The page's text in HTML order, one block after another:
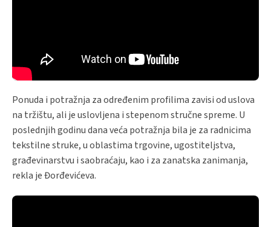
Ponuda i potražnja za određenim profilima zavisi od uslova
na tržištu, ali je uslovljena i stepenom stručne spreme. U
poslednjih godinu dana veća potražnja bila je za radnicima
tekstilne struke, u oblastima trgovine, ugostiteljstva,
građevinarstvu i saobraćaju, kao i za zanatska zanimanja,
rekla je Đorđevićeva.